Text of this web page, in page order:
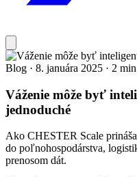
Blog · 8. januára 2025 · 2
Váženie môže byť
jednoduché
Ako CHESTER Scale
do poľnohospodárstva,
prenosom dát.